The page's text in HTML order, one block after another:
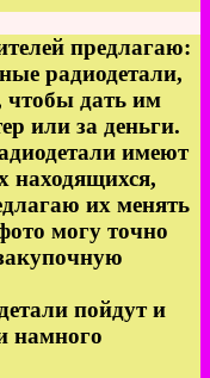
предлагаю:
радиодетали,
чтобы дать им
или за деньги.
имеют
находящихся,
их менять
могу точно
пойдут и
намного